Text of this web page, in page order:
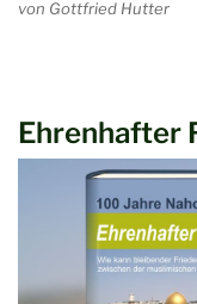
von Gottfried Hutter
Ehrenhafter